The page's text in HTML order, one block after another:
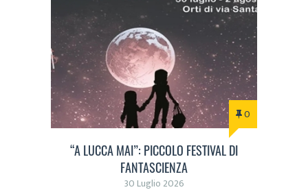
0
“A LUCCA MAI”: PICCOLO FESTIVAL DI
FANTASCIENZA
30 Luglio 2026